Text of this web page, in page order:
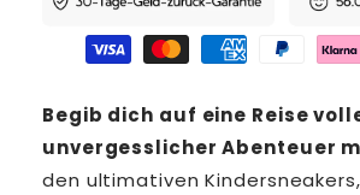
Begib dich auf eine Reise
unvergesslicher Abenteuer
den ultimativen